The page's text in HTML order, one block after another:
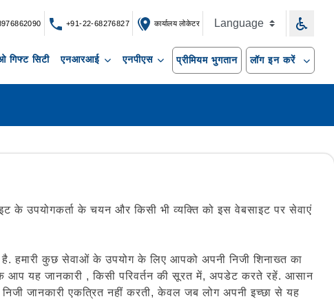
+91-22-68276827 कार्यालय लोकेटर
सिटी एनआरआई एनपीएस प्रीमियम भुगतान लॉग इन करें
के उपयोगकर्ता के चयन और किसी भी व्यक्ति को इस वेबसाइट पर सेवाएं
हमारी कुछ सेवाओं के उपयोग के लिए आपको अपनी निजी शिनाख्त का
यह जानकारी , किसी परिवर्तन की सूरत में, अपडेट करते रहें. आसान
निजी जानकारी एकत्रित नहीं करती, केवल जब लोग अपनी इच्छा से यह